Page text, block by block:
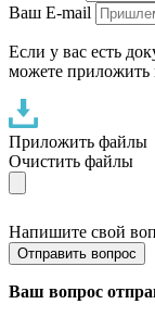
Ваш E-mail
Если у вас есть
можете приложить
Приложить файлы
Очистить файлы
Напишите свой
Отправить вопрос
Ваш вопрос